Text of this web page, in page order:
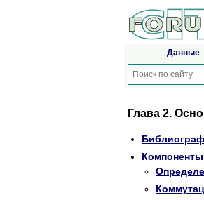
Данные
Глава 2.